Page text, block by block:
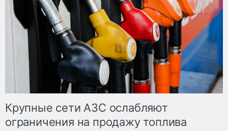
Крупные сети АЗС ослабляют
ограничения на продажу топлива